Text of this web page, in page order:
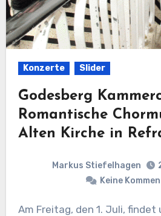
Konzerte Slider
Godesberg
Romantische
Alten Kirche in
Markus Stiefelhagen
Keine
Am Freitag, den 1. Juli, findet um 19:30 Uhr ein